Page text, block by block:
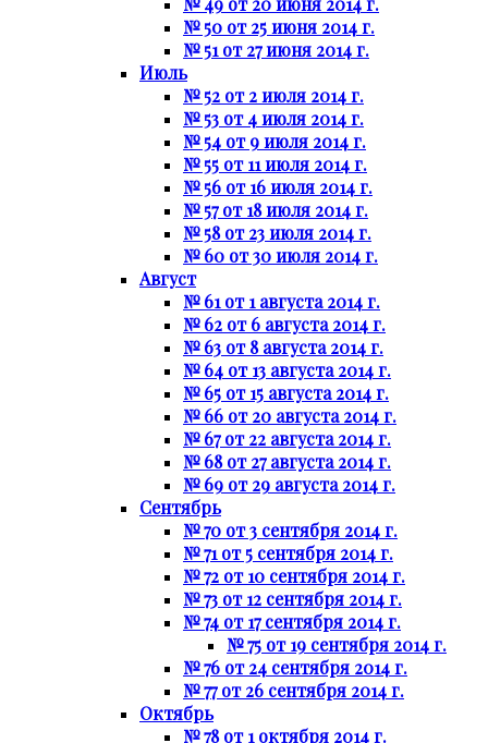
№ 50 от 25 июня 2014 г.
№ 51 от 27 июня 2014 г.
Июль
№ 52 от 2 июля 2014 г.
№ 53 от 4 июля 2014 г.
№ 54 от 9 июля 2014 г.
№ 55 от 11 июля 2014 г.
№ 56 от 16 июля 2014 г.
№ 57 от 18 июля 2014 г.
№ 58 от 23 июля 2014 г.
№ 60 от 30 июля 2014 г.
Август
№ 61 от 1 августа 2014 г.
№ 62 от 6 августа 2014 г.
№ 63 от 8 августа 2014 г.
№ 64 от 13 августа 2014 г.
№ 65 от 15 августа 2014 г.
№ 66 от 20 августа 2014 г.
№ 67 от 22 августа 2014 г.
№ 68 от 27 августа 2014 г.
№ 69 от 29 августа 2014 г.
Сентябрь
№ 70 от 3 сентября 2014 г.
№ 71 от 5 сентября 2014 г.
№ 72 от 10 сентября 2014 г.
№ 73 от 12 сентября 2014 г.
№ 74 от 17 сентября 2014 г.
№ 75 от 19 сентября 2014 г.
№ 76 от 24 сентября 2014 г.
№ 77 от 26 сентября 2014 г.
Октябрь
№ 78 от 1 октября 2014 г.